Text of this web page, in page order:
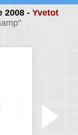
2008 - Yvetot